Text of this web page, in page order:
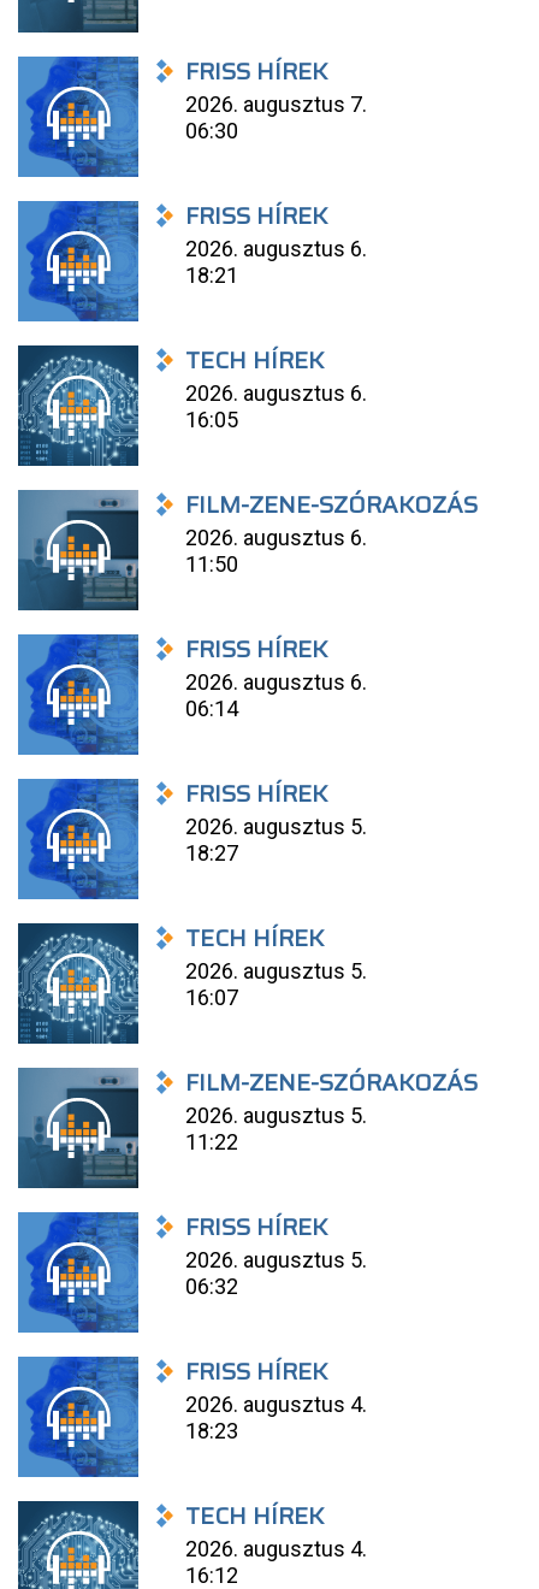
FRISS HÍREK
2026. augusztus 7.
06:30
FRISS HÍREK
2026. augusztus 6.
18:21
TECH HÍREK
2026. augusztus 6.
16:05
FILM-ZENE-SZÓRAKOZÁS
2026. augusztus 6.
11:50
FRISS HÍREK
2026. augusztus 6.
06:14
FRISS HÍREK
2026. augusztus 5.
18:27
TECH HÍREK
2026. augusztus 5.
16:07
FILM-ZENE-SZÓRAKOZÁS
2026. augusztus 5.
11:22
FRISS HÍREK
2026. augusztus 5.
06:32
FRISS HÍREK
2026. augusztus 4.
18:23
TECH HÍREK
2026. augusztus 4.
16:12